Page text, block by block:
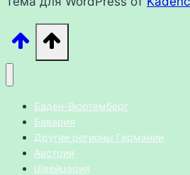
Баден-Вюртемберг
Бавария
Другие регионы Германии
Австрия
Швейцария